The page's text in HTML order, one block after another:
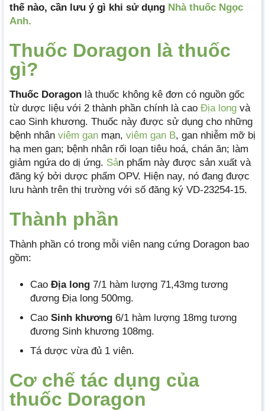
thế nào, cần lưu ý gì khi sử dụng Nhà thuốc Ngọc
Anh.
Thuốc Doragon là thuốc
gì?
Thuốc Doragon là thuốc không kê đơn có nguồn gốc
từ dược liệu với 2 thành phần chính là cao Địa long và
cao Sinh khương. Thuốc này được sử dụng cho những
bệnh nhân viêm gan mạn, viêm gan B, gan nhiễm mỡ bị
hạ men gan; bệnh nhân rối loạn tiêu hoá, chán ăn; làm
giảm ngứa do dị ứng. Sản phẩm này được sản xuất và
đăng ký bởi dược phẩm OPV. Hiện nay, nó đang được
lưu hành trên thị trường với số đăng ký VD-23254-15.
Thành phần
Thành phần có trong mỗi viên nang cứng Doragon bao
gồm:
Cao Địa long 7/1 hàm lượng 71,43mg tương
đương Địa long 500mg.
Cao Sinh khương 6/1 hàm lượng 18mg tương
đương Sinh khương 108mg.
Tá dược vừa đủ 1 viên.
Cơ chế tác dụng của
thuốc Doragon